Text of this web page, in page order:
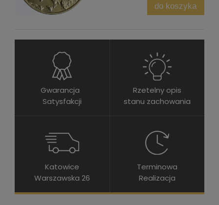
do koszyka
Gwarancja
Satysfakcji
Rzetelny opis
stanu zachowania
Katowice
Warszawska 26
Terminowa
Realizacja